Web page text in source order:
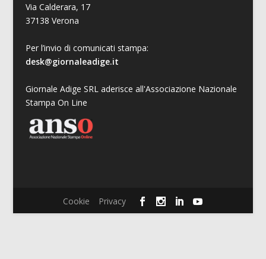
Via Calderara, 17
37138 Verona
Per l’invio di comunicati stampa:
desk@giornaleadige.it
Giornale Adige SRL aderisce all'Associazione Nazionale
Stampa On Line
Cookie Privacy